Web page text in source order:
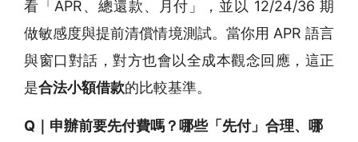
看「APR、總還款、月付」，並以 12/24/36 期
做敏感度與提前清償情境測試。當你用 APR 語言
與窗口對話，對方也會以全成本觀念回應，這正
是合法小額借款的比較基準。
Q｜申辦前要先付費嗎？哪些「先付」合理、哪